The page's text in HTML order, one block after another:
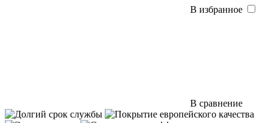
В избранное
В сравнение